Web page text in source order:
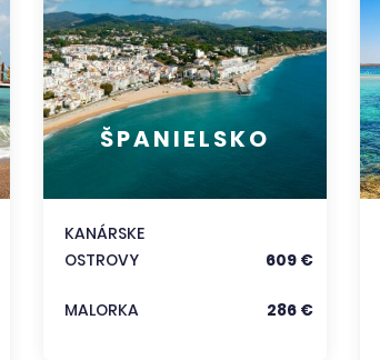
ŠPANIELSKO
KANÁRSKE
OSTROVY
609 €
MALORKA 286 €